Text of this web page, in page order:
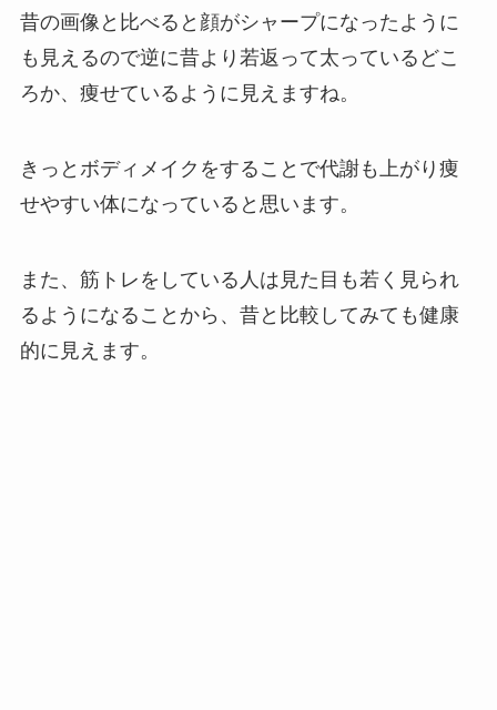
昔の画像と比べると顔がシャープになったように
も見えるので逆に昔より若返って太っているどこ
ろか、痩せているように見えますね。
きっとボディメイクをすることで代謝も上がり痩
せやすい体になっていると思います。
また、筋トレをしている人は見た目も若く見られ
るようになることから、昔と比較してみても健康
的に見えます。